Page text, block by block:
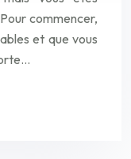
commencer,
et que vous